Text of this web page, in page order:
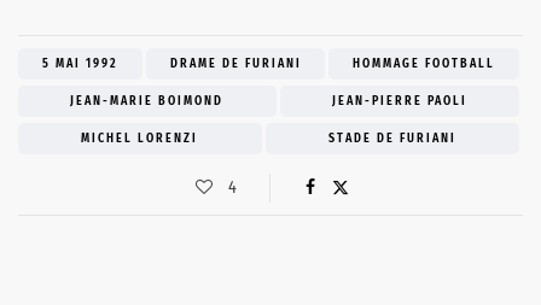
5 MAI 1992 DRAME DE FURIANI HOMMAGE FOOTBALL
JEAN-MARIE BOIMOND JEAN-PIERRE PAOLI
MICHEL LORENZI STADE DE FURIANI
4